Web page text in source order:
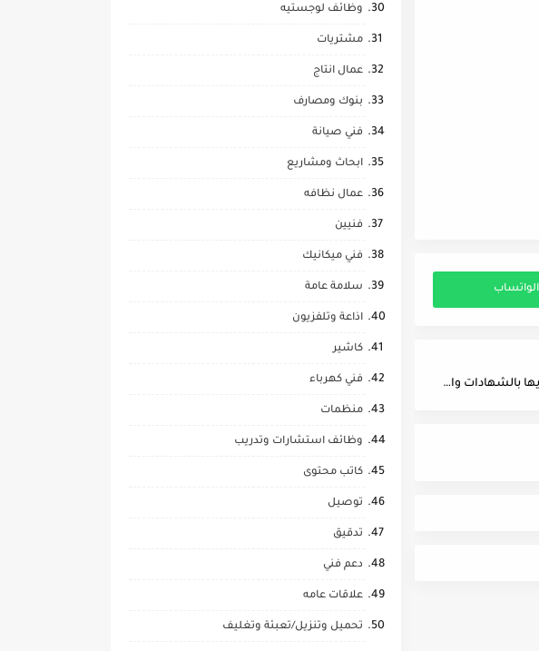
جامعة البترا تطلب مبرمج لتعبئة شاغر لديها بالشهادات والخبرات التالية
وظائف لوجستيه
مشتريات
عمال انتاج
بنوك ومصارف
فني صيانة
ابحاث ومشاريع
عمال نظافه
فنيين
فني ميكانيك
سلامة عامة
اذاعة وتلفزيون
كاشير
فني كهرباء
منظمات
وظائف استشارات وتدريب
كاتب محتوى
توصيل
تدقيق
دعم فني
علاقات عامه
تحميل وتنزيل/تعبئة وتغليف